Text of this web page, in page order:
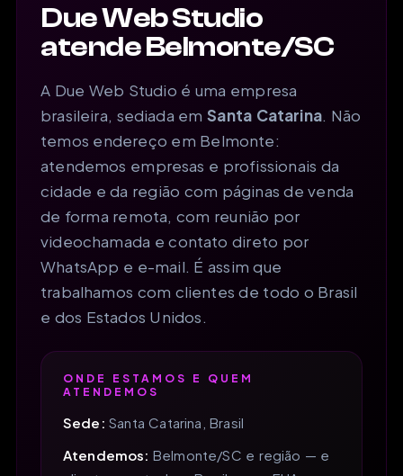
Due Web Studio
atende Belmonte/SC
A Due Web Studio é uma empresa
brasileira, sediada emSanta Catarina. Não
temos endereço em Belmonte:
atendemos empresas e profissionais da
cidade e da região com páginas de venda
de forma remota, com reunião por
videochamada e contato direto por
WhatsApp e e-mail. É assim que
trabalhamos com clientes de todo o Brasil
e dos Estados Unidos.
ONDE ESTAMOS E QUEM
ATENDEMOS
Sede: Santa Catarina, Brasil
Atendemos: Belmonte/SC e região — e